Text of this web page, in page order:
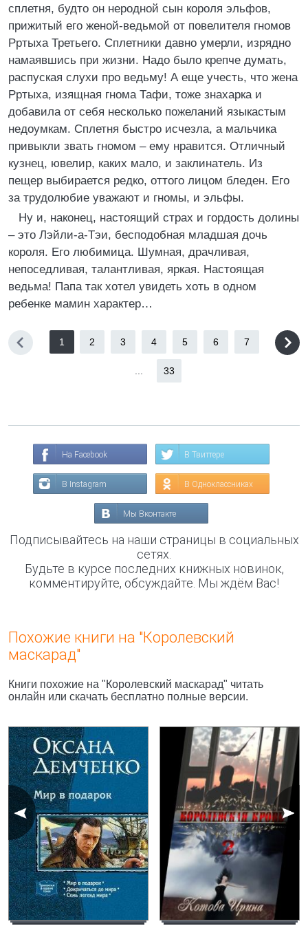
сплетня, будто он неродной сын короля эльфов,
прижитый его женой-ведьмой от повелителя гномов
Рртыха Третьего. Сплетники давно умерли, изрядно
намаявшись при жизни. Надо было крепче думать,
распуская слухи про ведьму! А еще учесть, что жена
Рртыха, изящная гнома Тафи, тоже знахарка и
добавила от себя несколько пожеланий языкастым
недоумкам. Сплетня быстро исчезла, а мальчика
привыкли звать гномом – ему нравится. Отличный
кузнец, ювелир, каких мало, и заклинатель. Из
пещер выбирается редко, оттого лицом бледен. Его
за трудолюбие уважают и гномы, и эльфы.
Ну и, наконец, настоящий страх и гордость долины
– это Лэйли-а-Тэи, бесподобная младшая дочь
короля. Его любимица. Шумная, драчливая,
непоседливая, талантливая, яркая. Настоящая
ведьма! Папа так хотел увидеть хоть в одном
ребенке мамин характер…
1 2 3 4 5 6 7
33
На Facebook В Твиттере
В Instagram В Одноклассниках
Мы Вконтакте
Подписывайтесь на наши страницы в социальных
сетях.
Будьте в курсе последних книжных новинок,
комментируйте, обсуждайте. Мы ждём Вас!
Похожие книги на "Королевский
маскарад"
Книги похожие на "Королевский маскарад" читать
онлайн или скачать бесплатно полные версии.